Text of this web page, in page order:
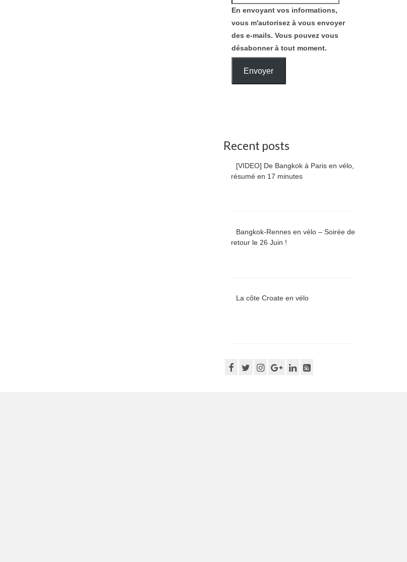
En envoyant vos informations,
vous m'autorisez à vous envoyer
des e-mails. Vous pouvez vous
désabonner à tout moment.
Envoyer
Recent posts
[VIDEO] De Bangkok à Paris en vélo,
résumé en 17 minutes
Bangkok-Rennes en vélo – Soirée de
retour le 26 Juin !
La côte Croate en vélo